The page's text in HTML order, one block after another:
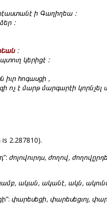
ի Գաղիղեա :
:
:
կերիցէ :
իւր հոգասցի ,
, զի ոչ է մարթ մարգարէի
2.287810).
ժոլովուրդս, ժողով,
ական, ականէ, ակն,
փարեսեցի, փարեսեցւոյ,